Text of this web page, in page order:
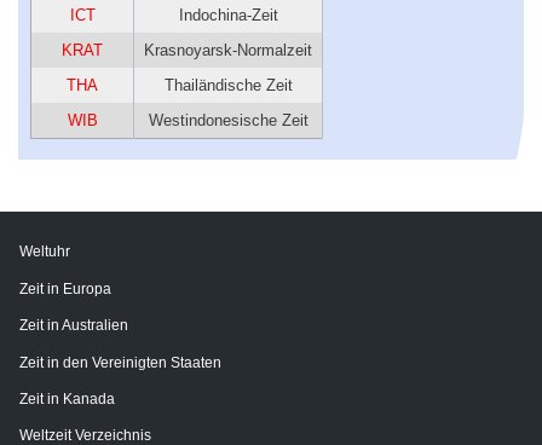
ICT
Indochina-Zeit
KRAT
Krasnoyarsk-Normalzeit
THA
Thailändische Zeit
WIB
Westindonesische Zeit
Weltuhr
Zeit in Europa
Zeit in Australien
Zeit in den Vereinigten Staaten
Zeit in Kanada
Weltzeit Verzeichnis